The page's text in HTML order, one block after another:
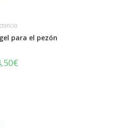
para el pezón
€